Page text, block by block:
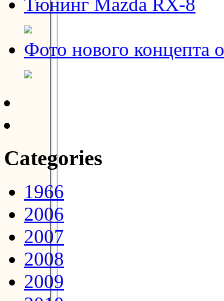
Фото нового концепта
Categories
1966
2006
2007
2008
2009